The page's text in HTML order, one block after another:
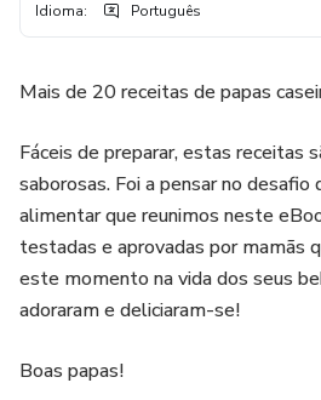
Idioma: Português
Mais de 20 receitas de papas
Fáceis de preparar, estas receitas
saborosas. Foi a pensar no desafio
alimentar que reunimos neste
testadas e aprovadas por mamãs
este momento na vida dos seus
adoraram e deliciaram-se!
Boas papas!